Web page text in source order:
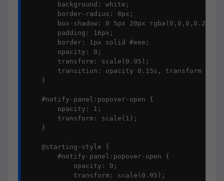
        background: white;
        border-radius: 8px;
        box-shadow: 0 5px 20px rgba(0,0,0,0.2);
        padding: 16px;
        border: 1px solid #eee;
        opacity: 0;
        transform: scale(0.95);
transition: opacity 0.15s, transform
    }
    #notify-panel:popover-open {
        opacity: 1;
        transform: scale(1);
    }
    @starting-style {
        #notify-panel:popover-open {
            opacity: 0;
            transform: scale(0.95);